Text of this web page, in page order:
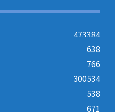
473384
638
766
300534
538
671